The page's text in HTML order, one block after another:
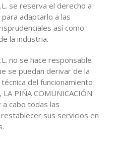
se reserva el derecho a
adaptarlo a las
así como
la industria.
no se hace responsable
se puedan derivar de la
del funcionamiento
PIÑA COMUNICACIÓN
a cabo todas las
sus servicios en